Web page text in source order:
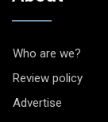
Who are we?
Review policy
Advertise